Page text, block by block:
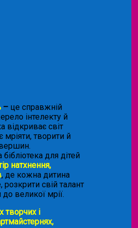
– це справжній
інтелекту й
відкриває світ
творити й
для дітей
натхнення,
, де кожна дитина
свій талант
великої мрії.
творчих і